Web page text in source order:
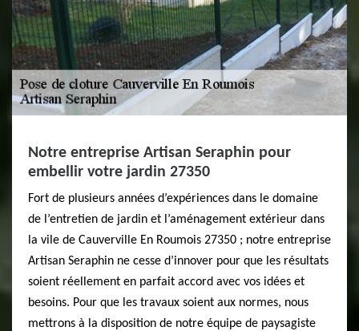
Notre entreprise Artisan Seraphin pour
embellir votre jardin 27350
Fort de plusieurs années d’expériences dans le domaine
de l’entretien de jardin et l’aménagement extérieur dans
la vile de Cauverville En Roumois 27350 ; notre entreprise
Artisan Seraphin ne cesse d’innover pour que les résultats
soient réellement en parfait accord avec vos idées et
besoins. Pour que les travaux soient aux normes, nous
mettrons à la disposition de notre équipe de paysagiste